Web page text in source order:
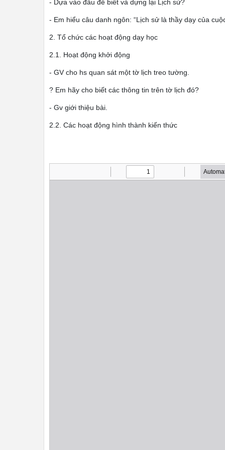
- Dựa vào đâu để biết và dựng lại Lịch sử?
- Em hiểu câu danh ngôn: “Lịch sử là thầy dạy của
2. Tổ chức các hoạt động dạy học
2.1. Hoạt động khởi động
- GV cho hs quan sát một tờ lịch treo tường.
? Em hãy cho biết các thông tin trên tờ lịch đó?
- Gv giới thiệu bài.
2.2. Các hoạt động hình thành kiến thức